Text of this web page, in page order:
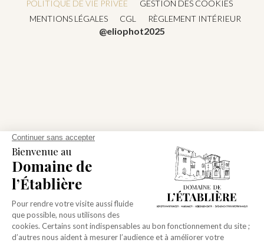
POLITIQUE DE VIE PRIVÉE
GESTION DES COOKIES
MENTIONS LÉGALES
CGL RÈGLEMENT INTÉRIEUR
@eliophot2025